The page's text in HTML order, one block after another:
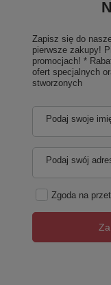
Zapisz się do
pierwsze zakupy!
promocjach! *
ofert specjalnych
stworzonych
Podaj swoje
Podaj swój
Zgoda na